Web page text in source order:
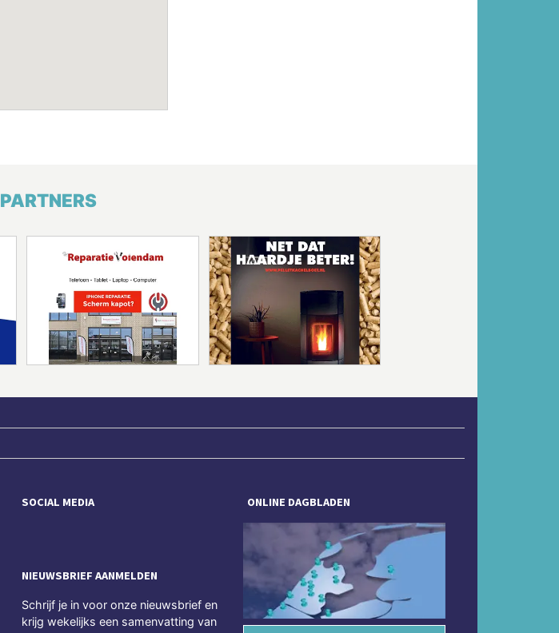
PARTNERS
SOCIAL MEDIA
NIEUWSBRIEF AANMELDEN
Schrijf je in voor onze nieuwsbrief en
krijg wekelijks een samenvatting van
ONLINE DAGBLADEN